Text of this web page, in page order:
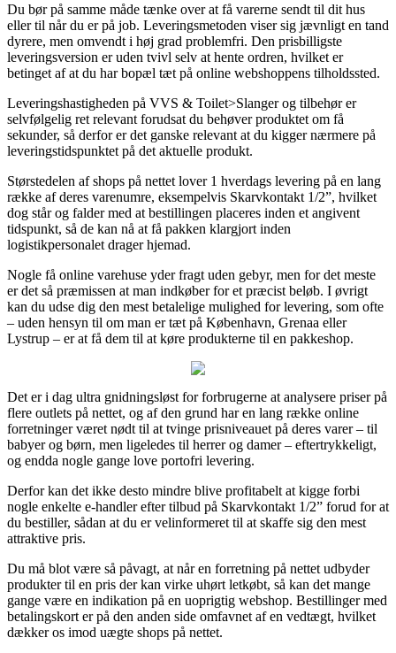
Du bør på samme måde tænke over at få varerne sendt til dit hus
eller til når du er på job. Leveringsmetoden viser sig jævnligt en tand
dyrere, men omvendt i høj grad problemfri. Den prisbilligste
leveringsversion er uden tvivl selv at hente ordren, hvilket er
betinget af at du har bopæl tæt på online webshoppens tilholdssted.
Leveringshastigheden på VVS & Toilet>Slanger og tilbehør er
selvfølgelig ret relevant forudsat du behøver produktet om få
sekunder, så derfor er det ganske relevant at du kigger nærmere på
leveringstidspunktet på det aktuelle produkt.
Størstedelen af shops på nettet lover 1 hverdags levering på en lang
række af deres varenumre, eksempelvis Skarvkontakt 1/2”, hvilket
dog står og falder med at bestillingen placeres inden et angivent
tidspunkt, så de kan nå at få pakken klargjort inden
logistikpersonalet drager hjemad.
Nogle få online varehuse yder fragt uden gebyr, men for det meste
er det så præmissen at man indkøber for et præcist beløb. I øvrigt
kan du udse dig den mest betalelige mulighed for levering, som ofte
– uden hensyn til om man er tæt på København, Grenaa eller
Lystrup – er at få dem til at køre produkterne til en pakkeshop.
Det er i dag ultra gnidningsløst for forbrugerne at analysere priser på
flere outlets på nettet, og af den grund har en lang række online
forretninger været nødt til at tvinge prisniveauet på deres varer – til
babyer og børn, men ligeledes til herrer og damer – eftertrykkeligt,
og endda nogle gange love portofri levering.
Derfor kan det ikke desto mindre blive profitabelt at kigge forbi
nogle enkelte e-handler efter tilbud på Skarvkontakt 1/2” forud for at
du bestiller, sådan at du er velinformeret til at skaffe sig den mest
attraktive pris.
Du må blot være så påvagt, at når en forretning på nettet udbyder
produkter til en pris der kan virke uhørt letkøbt, så kan det mange
gange være en indikation på en uoprigtig webshop. Bestillinger med
betalingskort er på den anden side omfavnet af en vedtægt, hvilket
dækker os imod uægte shops på nettet.